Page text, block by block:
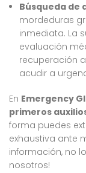
Búsqueda de
mordeduras
inmediata. La
evaluación
recuperación
acudir a
En Emergency
primeros
forma puedes
exhaustiva ante
información, no
nosotros!